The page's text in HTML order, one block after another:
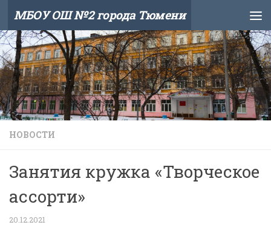
Skip to content
МБОУ ОШ №2 города Тюмени
НОВОСТИ
Занятия кружка «Творческое
ассорти»
20.12.2021